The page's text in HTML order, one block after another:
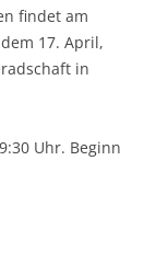
findet am
17. April,
in
Uhr. Beginn